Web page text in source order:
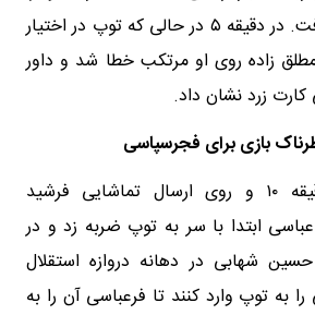
غلامزاده در اختیار گرفت. در دقیقه ۵ در حالی که توپ در اختیار
زاده روی او مرتکب خطا شد و داور
زرد نشان داد.
بازی برای فجرسپاسی
بازیکنان فجر در دقیقه ۱۰ و روی ارسال تماشایی فرشید
ابتدا با سر به توپ ضربه زد و در
شهابی در دهانه دروازه استقلال
را به توپ وارد کنند تا فرعباسی آن را به